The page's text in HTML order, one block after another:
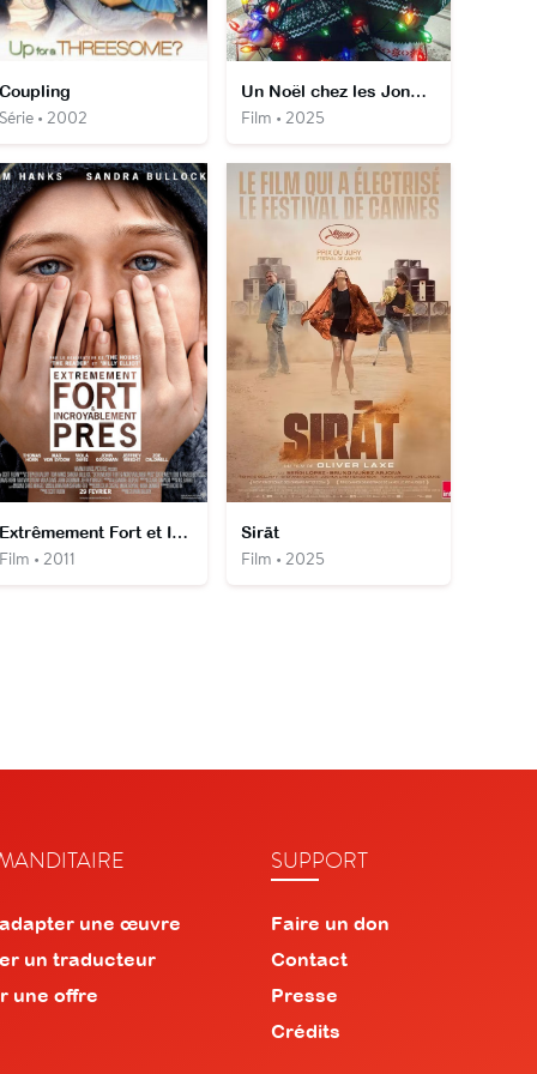
• 2002
Un Noël chez les Jonas Brothers
Film • 2025
Extrêmement Fort et Incroyablement Près
• 2011
Sirāt
Film • 2025
une œuvre
un traducteur
une offre
SUPPORT
Faire un don
Contact
Presse
Crédits